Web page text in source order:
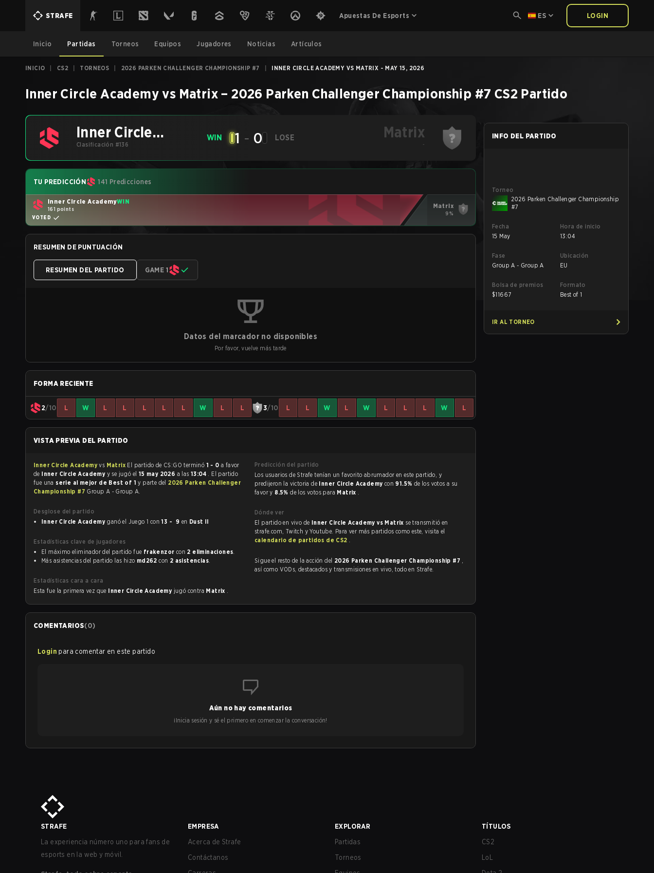
STRAFE Apuestas De Esports ES LOGIN
Inicio Partidas Torneos Equipos Jugadores Noticias Artículos
INICIO CS2 TORNEOS 2026 PARKEN CHALLENGER CHAMPIONSHIP #7 INNER CIRCLE ACADEMY VS MATRIX - MAY 15, 2026
Inner Circle Academy vs Matrix – 2026 Parken Challenger Championship #7 CS2 Partido
Inner Circle
Academy
Clasificación #136
WIN 1 - 0 LOSE Matrix
-
TU PREDICCIÓN 141 Predicciones
Inner Circle AcademyWIN
161 points
VOTED
Matrix
9%
RESUMEN DE PUNTUACIÓN
RESUMEN DEL PARTIDO GAME 1
Datos del marcador no disponibles
Por favor, vuelve más tarde
FORMA RECIENTE
2/10 L W L L L L L W L L 3/10 L L W L W L L L W L
VISTA PREVIA DEL PARTIDO
Inner Circle Academyvs Matrix El partido de CS:GO terminó 1 - 0
de Inner Circle Academy y se jugó el 15 may 2026 a las 13:04 . El partido
fue una serie al mejor de Best of 1y parte del 2026 Parken Challenger
Championship #7 Group A - Group A.
Desglose del partido
Inner Circle Academy
ganó el Juego 1 con 13 - 9 en Dust II
Estadísticas clave de jugadores
El máximo eliminador del partido fue frakenzor con 2 eliminaciones.
Más asistencias del partido las hizo md262 con 2 asistencias.
Estadísticas cara a cara
Esta fue la primera vez que Inner Circle Academy jugó contra Matrix .
Predicción del partido
Los usuarios de Strafe tenían un favorito abrumador en este partido, y
predijeron la victoria de Inner Circle Academy con 91.5% de los votos a su
favor y 8.5%de los votos para Matrix .
Dónde ver
El partido en vivo de Inner Circle Academy vs Matrix se transmitió en
strafe.com, Twitch y Youtube. Para ver más partidos como este, visita el
calendario de partidos de CS2 .
Sigue el resto de la acción del 2026 Parken Challenger Championship #7 ,
así como VODs, destacados y transmisiones en vivo, todo en Strafe.
COMENTARIOS(0)
Login para comentar en este partido
Aún no hay comentarios
¡Inicia sesión y sé el primero en comenzar la conversación!
INFO DEL PARTIDO
Torneo
2026 Parken Challenger Championship
#7
Fecha
15 May
Hora de inicio
13:04
Fase
Group A - Group A
Ubicación
EU
Bolsa de premios
$11667
Formato
Best of 1
IR AL TORNEO
STRAFE
La experiencia número uno para fans de
esports en la web y móvil.
EMPRESA
Acerca de Strafe
Contáctanos
EXPLORAR
Partidas
Torneos
TÍTULOS
CS2
LoL